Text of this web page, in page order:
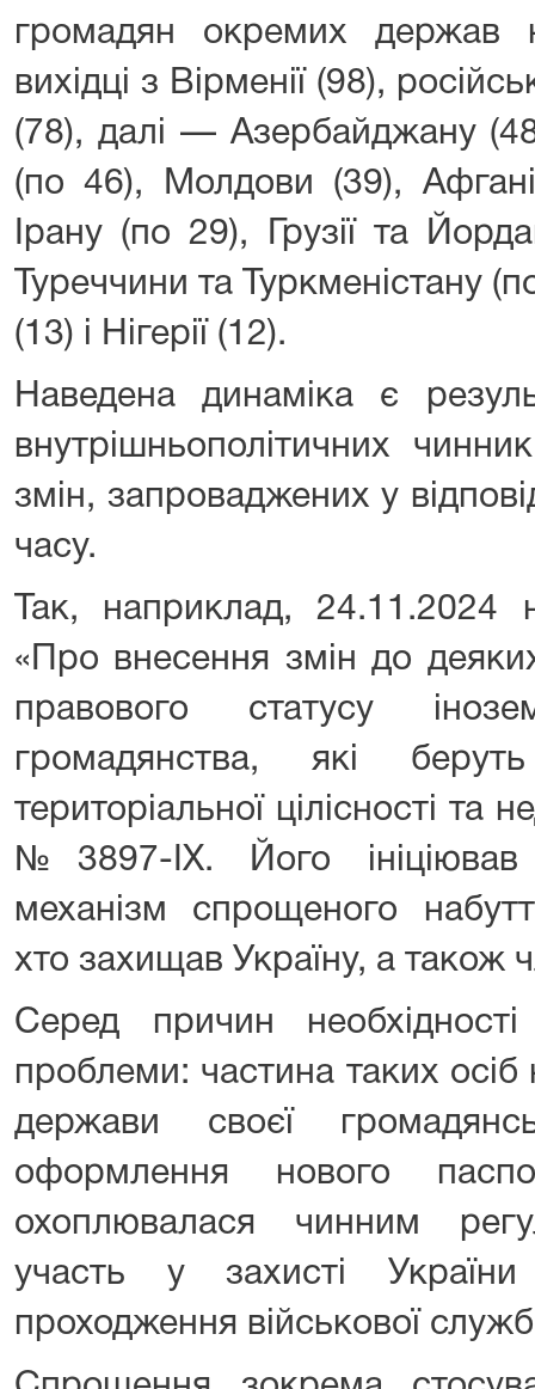
громадян окремих держав
вихідці з Вірменії (98),
(78), далі — Азербайджану
(по 46), Молдови (39),
Ірану (по 29), Грузії та
Туреччини та Туркменістану
(13) і Нігерії (12).
Наведена динаміка є
внутрішньополітичних
змін, запроваджених у
часу.
Так, наприклад, 24.11.2024
«Про внесення змін до
правового статусу
громадянства, які
територіальної цілісності та
№3897-IX. Його
механізм спрощеного
хто захищав Україну, а також
Серед причин
проблеми: частина таких
держави своєї
оформлення нового
охоплювалася чинним
участь у захисті
проходження військової